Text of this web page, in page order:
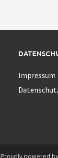
Impressum
Proudly powered